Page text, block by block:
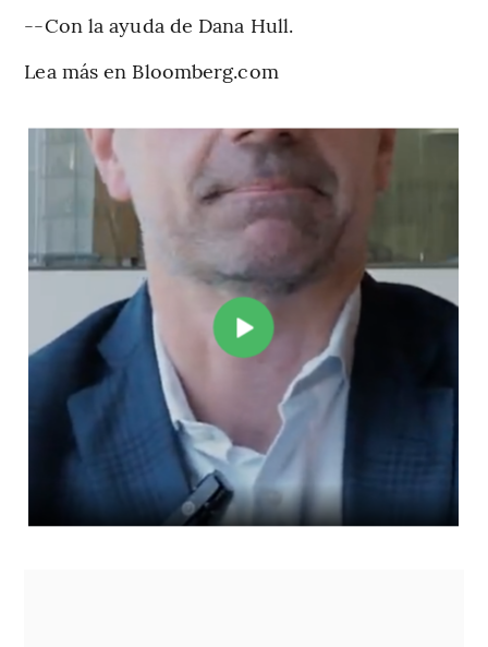
--Con la ayuda de Dana Hull.
Lea más en Bloomberg.com